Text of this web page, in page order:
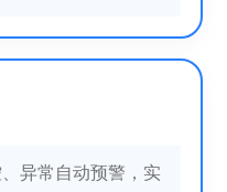
异常自动预警，实